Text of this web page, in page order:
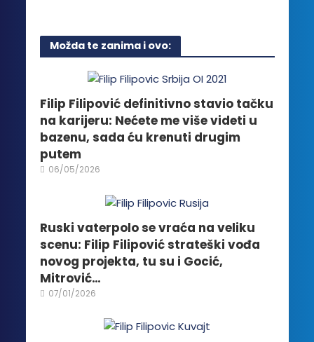
više
varijanti.
Opcije
mogu
biti
izabrane
na
proizvoda.
Možda te zanima i ovo:
Filip Filipović definitivno stavio tačku
na karijeru: Nećete me više videti u
bazenu, sada ću krenuti drugim
putem
06/05/2026
Ruski vaterpolo se vraća na veliku
scenu: Filip Filipović strateški vođa
novog projekta, tu su i Gocić,
Mitrović…
07/01/2026